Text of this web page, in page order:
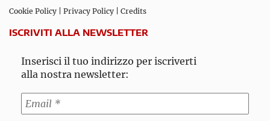
Cookie Policy Privacy Policy Credits
ISCRIVITI ALLA NEWSLETTER
Inserisci il tuo indirizzo per iscriverti
alla nostra newsletter: